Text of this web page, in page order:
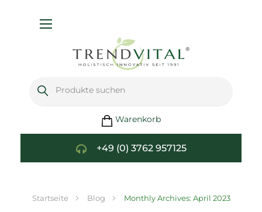
Warenkorb
+49 (0) 3762 957125
Startseite Blog Monthly Archives: April 2023